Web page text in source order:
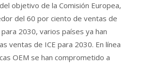
objetivo de la Comisión Europea,
del 60 por ciento de ventas de
2030, varios países ya han
ventas de ICE para 2030. En línea
OEM se han comprometido a